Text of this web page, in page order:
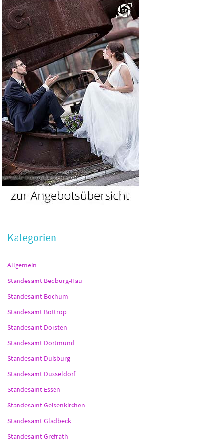
Kategorien
Allgemein
Standesamt Bedburg-Hau
Standesamt Bochum
Standesamt Bottrop
Standesamt Dorsten
Standesamt Dortmund
Standesamt Duisburg
Standesamt Düsseldorf
Standesamt Essen
Standesamt Gelsenkirchen
Standesamt Gladbeck
Standesamt Grefrath